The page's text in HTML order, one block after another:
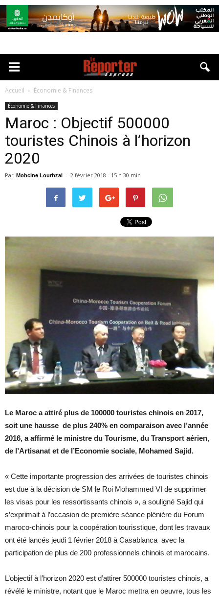
Accueil Économie & Finances
Économie & Finances
Maroc : Objectif 500000
touristes Chinois à l’horizon
2020
Par Mohcine Lourhzal - 2 février 2018 - 15 h 30 min
Le Maroc a attiré plus de 100000 touristes chinois en 2017,
soit une hausse de plus 240% en comparaison avec l’année
2016, a affirmé le ministre du Tourisme, du Transport aérien,
de l’Artisanat et de l’Economie sociale, Mohamed Sajid.
« Cette importante progression des arrivées de touristes chinois
est due à la décision de SM le Roi Mohammed VI de supprimer
les visas pour les ressortissants chinois », a souligné Sajid qui
s’exprimait à l’occasion de première séance plénière du Forum
maroco-chinois pour la coopération tourisstique, dont les travaux
ont été lancés jeudi 1 février 2018 à Casablanca avec la
participation de plus de 200 professionnels chinois et marocains.
L’objectif à l’horizon 2020 est d’attirer 500000 touristes chinois, a
révélé le ministre, notant que le Maroc mettra en oeuvre, tous les